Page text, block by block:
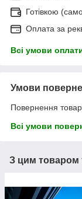
Готівкою
Оплата за
Всі умови
Умови
Повернення
Всі умови
З цим товаром